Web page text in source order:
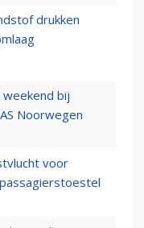
drukken
bij
Noorwegen
voor